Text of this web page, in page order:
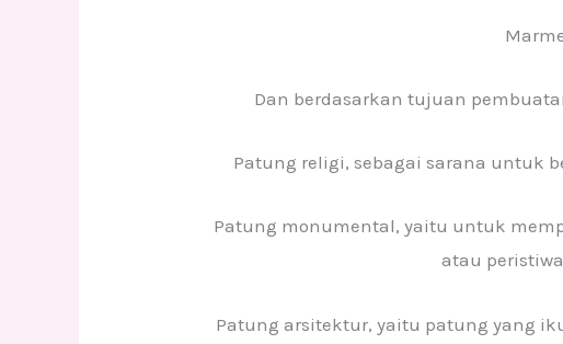
Dan berdasarkan tujuan
Patung religi, sebagai sarana untuk
Patung monumental, yaitu untuk
atau
Patung arsitektur, yaitu patung yang